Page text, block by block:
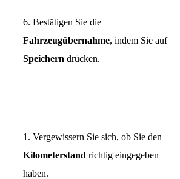
6. Bestätigen Sie die
Fahrzeugübernahme, indem Sie auf
Speichern drücken.
1. Vergewissern Sie sich, ob Sie den
Kilometerstand richtig eingegeben
haben.